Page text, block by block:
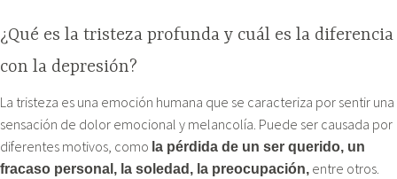
¿Qué es la tristeza profunda y cuál es la diferencia
con la depresión?
La tristeza es una emoción humana que se caracteriza por sentir una
sensación de dolor emocional y melancolía. Puede ser causada por
diferentes motivos, como la pérdida de un ser querido, un
fracaso personal, la soledad, la preocupación, entre otros.